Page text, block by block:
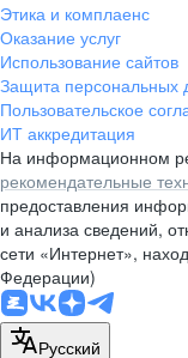
Этика и комплаенс
Оказание услуг
Использование сайтов
Защита персональных
Пользовательское
ИТ аккредитация
На информационном
рекомендательные
предоставления
и анализа сведений,
сети «Интернет»,
Федерации)
Русский